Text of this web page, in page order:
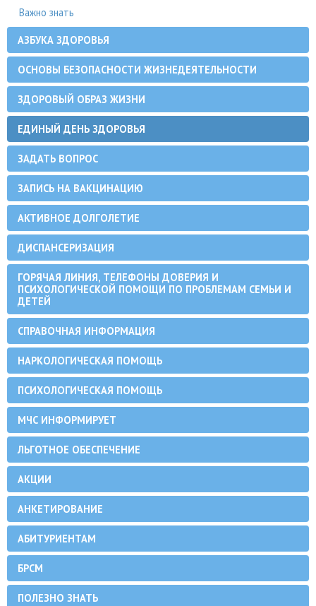
Важно знать
АЗБУКА ЗДОРОВЬЯ
ОСНОВЫ БЕЗОПАСНОСТИ ЖИЗНЕДЕЯТЕЛЬНОСТИ
ЗДОРОВЫЙ ОБРАЗ ЖИЗНИ
ЕДИНЫЙ ДЕНЬ ЗДОРОВЬЯ
ЗАДАТЬ ВОПРОС
ЗАПИСЬ НА ВАКЦИНАЦИЮ
АКТИВНОЕ ДОЛГОЛЕТИЕ
ДИСПАНСЕРИЗАЦИЯ
ГОРЯЧАЯ ЛИНИЯ, ТЕЛЕФОНЫ ДОВЕРИЯ И
ПСИХОЛОГИЧЕСКОЙ ПОМОЩИ ПО ПРОБЛЕМАМ СЕМЬИ И
ДЕТЕЙ
СПРАВОЧНАЯ ИНФОРМАЦИЯ
НАРКОЛОГИЧЕСКАЯ ПОМОЩЬ
ПСИХОЛОГИЧЕСКАЯ ПОМОЩЬ
МЧС ИНФОРМИРУЕТ
ЛЬГОТНОЕ ОБЕСПЕЧЕНИЕ
АКЦИИ
АНКЕТИРОВАНИЕ
АБИТУРИЕНТАМ
БРСМ
ПОЛЕЗНО ЗНАТЬ